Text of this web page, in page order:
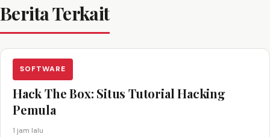
Berita Terkait
SOFTWARE
Hack The Box: Situs Tutorial Hacking
Pemula
1 jam lalu